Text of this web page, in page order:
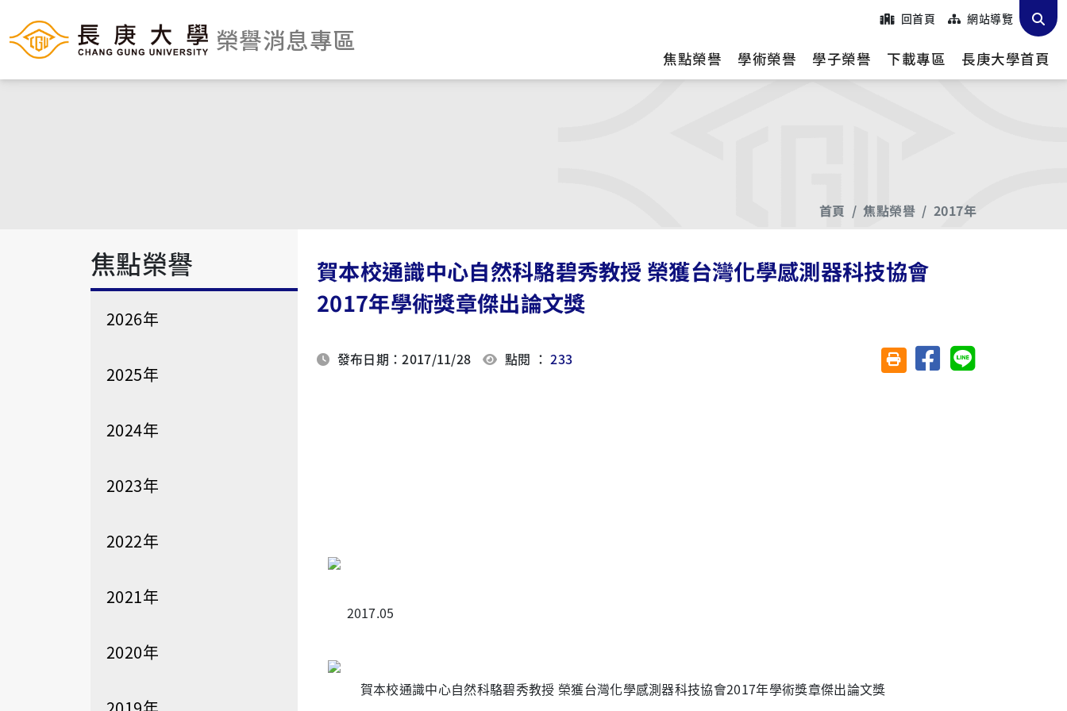
榮譽消息專區
回首頁 網站導覽
焦點榮譽 學術榮譽 學子榮譽 下載專區 長庚大學首頁
首頁 焦點榮譽 2017年
焦點榮譽
2026年
2025年
2024年
2023年
2022年
2021年
2020年
賀本校通識中心自然科駱碧秀教授 榮獲台灣化學感測器科技協會
2017年學術獎章傑出論文獎
發布日期：2017/11/28 點閱 ：233 友善列印(另開視窗)
分享至臉書分享至 Line
2017.05
賀本校通識中心自然科駱碧秀教授 榮獲台灣化學感測器科技協會2017年學術獎章傑出論文獎